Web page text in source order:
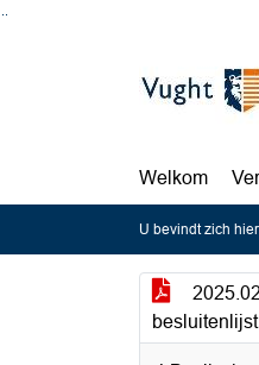
Welkom
U bevindt zich
besluitenlijst